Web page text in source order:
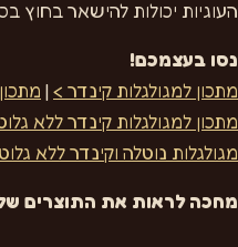
העוגיות יכולות להישאר בחוץ
נסו בעצמכם!
מתכון למגולגלות קינדר > |
מתכון למגולגלות קינדר ללא
מגולגלות נוטלה וקינדר ללא
מחכה לראות את התוצרים